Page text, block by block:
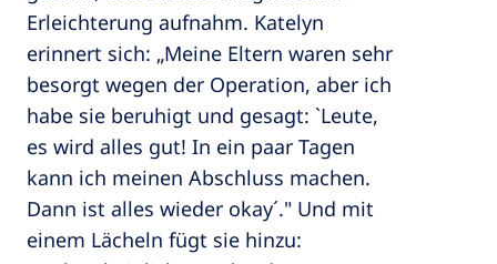
Erleichterung aufnahm. Katelyn
erinnert sich: „Meine Eltern waren sehr
besorgt wegen der Operation, aber ich
habe sie beruhigt und gesagt: `Leute,
es wird alles gut! In ein paar Tagen
kann ich meinen Abschluss machen.
Dann ist alles wieder okay´." Und mit
einem Lächeln fügt sie hinzu: